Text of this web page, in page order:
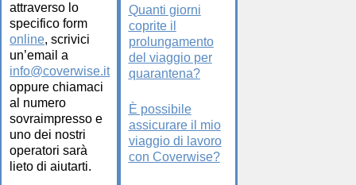
attraverso lo
specifico form
online, scrivici
un’email a
info@coverwise.it
oppure chiamaci
al numero
sovraimpresso e
uno dei nostri
operatori sarà
lieto di aiutarti.
Quanti giorni
coprite il
prolungamento
del viaggio per
quarantena?
È possibile
assicurare il mio
viaggio di lavoro
con Coverwise?